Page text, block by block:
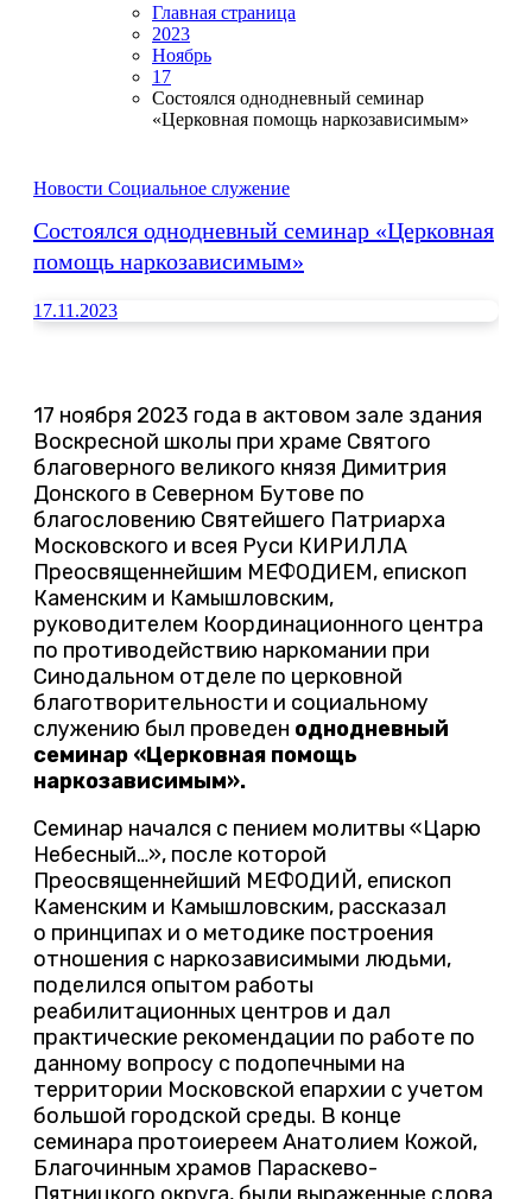
Главная страница
2023
Ноябрь
17
Состоялся однодневный семинар
«Церковная помощь наркозависимым»
Новости Социальное служение
Состоялся однодневный семинар «Церковная
помощь наркозависимым»
17.11.2023
17 ноября 2023 года в актовом зале здания
Воскресной школы при храме Святого
благоверного великого князя Димитрия
Донского в Северном Бутове по
благословению Святейшего Патриарха
Московского и всея Руси КИРИЛЛА
Преосвященнейшим МЕФОДИЕМ, епископ
Каменским и Камышловским,
руководителем Координационного центра
по противодействию наркомании при
Синодальном отделе по церковной
благотворительности и социальному
служению был проведен однодневный
семинар «Церковная помощь
наркозависимым».
Семинар начался с пением молитвы «Царю
Небесный…», после которой
Преосвященнейший МЕФОДИЙ, епископ
Каменским и Камышловским, рассказал
о принципах и о методике построения
отношения с наркозависимыми людьми,
поделился опытом работы
реабилитационных центров и дал
практические рекомендации по работе по
данному вопросу с подопечными на
территории Московской епархии с учетом
большой городской среды. В конце
семинара протоиереем Анатолием Кожой,
Благочинным храмов Параскево-